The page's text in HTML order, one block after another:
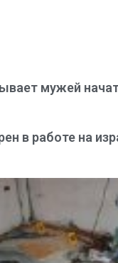
мужей
в работе на